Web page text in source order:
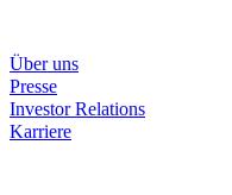
Über uns
Presse
Investor Relations
Karriere